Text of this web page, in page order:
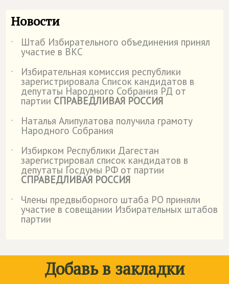
Новости
˙ Штаб Избирательного объединения принял
участие в ВКС
˙
Избирательная комиссия республики
зарегистрировала Список кандидатов в
депутаты Народного Собрания РД от
партии СПРАВЕДЛИВАЯ РОССИЯ
˙
Наталья Алипулатова получила грамоту
Народного Собрания
˙
Избирком Республики Дагестан
зарегистрировал список кандидатов в
депутаты Госдумы РФ от партии
СПРАВЕДЛИВАЯ РОССИЯ
˙
Члены предвыборного штаба РО приняли
участие в совещании Избирательных штабов
партии
Добавь в закладки